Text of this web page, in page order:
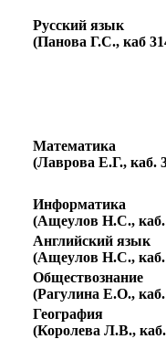
Русский язык
(Панова Г.С., каб
Математика
(Лаврова Е.Г., каб.
Информатика
(Ащеулов Н.С., каб.
Английский язык
(Ащеулов Н.С., каб.
Обществознание
(Рагулина Е.О., каб.
География
(Королева Л.В., каб.